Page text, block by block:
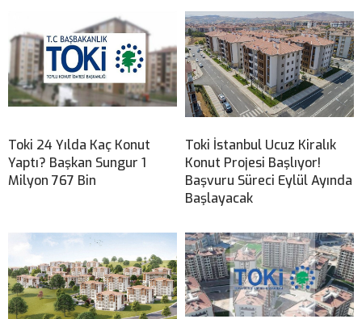
Toki 24 Yılda Kaç Konut
Yaptı? Başkan Sungur 1
Milyon 767 Bin
Toki İstanbul Ucuz Kiralık
Konut Projesi Başlıyor!
Başvuru Süreci Eylül Ayında
Başlayacak